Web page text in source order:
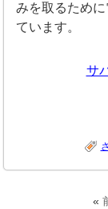
みを取るため
ています。
サ
«